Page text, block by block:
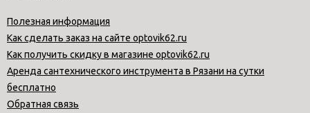
Полезная информация
Как сделать заказ на сайте optovik62.ru
Как получить скидку в магазине optovik62.ru
Аренда сантехнического инструмента в Рязани на сутки
бесплатно
Обратная связь